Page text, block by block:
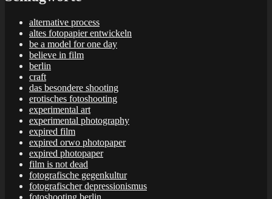
alternative process
altes fotopapier entwickeln
be a model for one day
believe in film
berlin
craft
das besondere shooting
erotisches fotoshooting
experimental art
experimental photography
expired film
expired orwo photopaper
expired photopaper
film is not dead
fotografische gegenkultur
fotografischer depressionismus
fotoshooting berlin